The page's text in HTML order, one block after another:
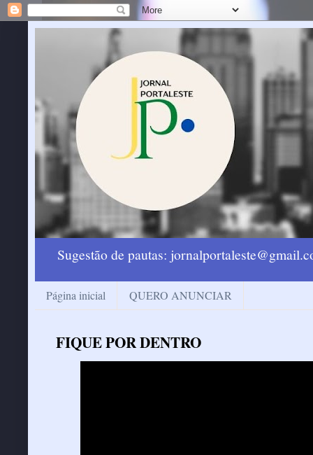
Sugestão de pautas:
Página inicial QUERO ANUNCIAR
FIQUE POR DENTRO